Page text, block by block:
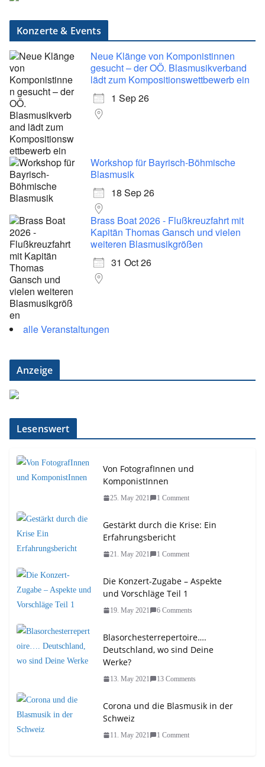
Konzerte & Events
Neue Klänge von Komponistinnen
gesucht – der OÖ. Blasmusikverband
lädt zum Kompositionswettbewerb ein
1 Sep 26
Workshop für Bayrisch-Böhmische
Blasmusik
18 Sep 26
Brass Boat 2026 - Flußkreuzfahrt mit
Kapitän Thomas Gansch und vielen
weiteren Blasmusikgrößen
31 Oct 26
alle Veranstaltungen
Anzeige
Lesenswert
Von FotografInnen und
KomponistInnen
25. May 2021 1 Comment
Gestärkt durch die Krise: Ein
Erfahrungsbericht
21. May 2021 1 Comment
Die Konzert-Zugabe – Aspekte
und Vorschläge Teil 1
19. May 2021 6 Comments
Blasorchesterrepertoire….
Deutschland, wo sind Deine
Werke?
13. May 2021 13 Comments
Corona und die Blasmusik in der
Schweiz
11. May 2021 1 Comment